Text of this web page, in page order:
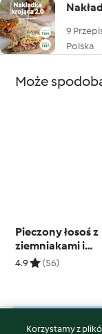
9
Polska
Może
Pieczony łosoś z
ziemniakami i
szparagami
4.9 (56)
Korzystamy z